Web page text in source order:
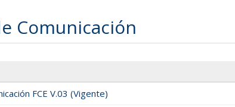
Comunicación
FCE V.03 (Vigente)